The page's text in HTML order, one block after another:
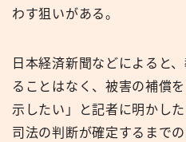
わす狙いがある。
日本経済新聞などによると
ることはなく、被害の補償
示したい」と記者に明かし
司法の判断が確定するまで